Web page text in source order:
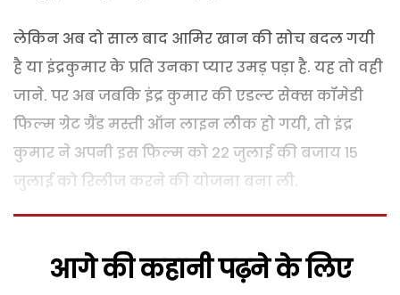
लेकिन अब दो साल बाद आमिर खान की सोच बदल गयी
है या इंद्रकुमार के प्रति उनका प्यार उमड़ पड़ा है. यह तो वही
जाने. पर अब जबकि इंद्र कुमार की एडल्ट सेक्स कॉमेडी
फिल्म ग्रेट ग्रैंड मस्ती ऑन लाइन लीक हो गयी, तो इंद्र
कुमार ने अपनी इस फिल्म को 22 जुलाई की बजाय 15
जुलाई को रिलीज करने की योजना बना ली.
आगे की कहानी पढ़ने के लिए